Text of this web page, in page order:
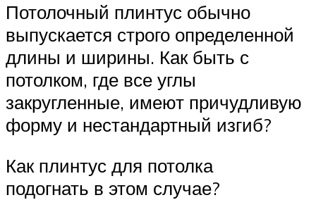
Потолочный плинтус обычно
выпускается строго определенной
длины и ширины. Как быть с
потолком, где все углы
закругленные, имеют причудливую
форму и нестандартный изгиб?
Как плинтус для потолка
подогнать в этом случае?